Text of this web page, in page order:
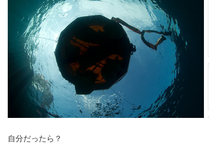
自分だったら？